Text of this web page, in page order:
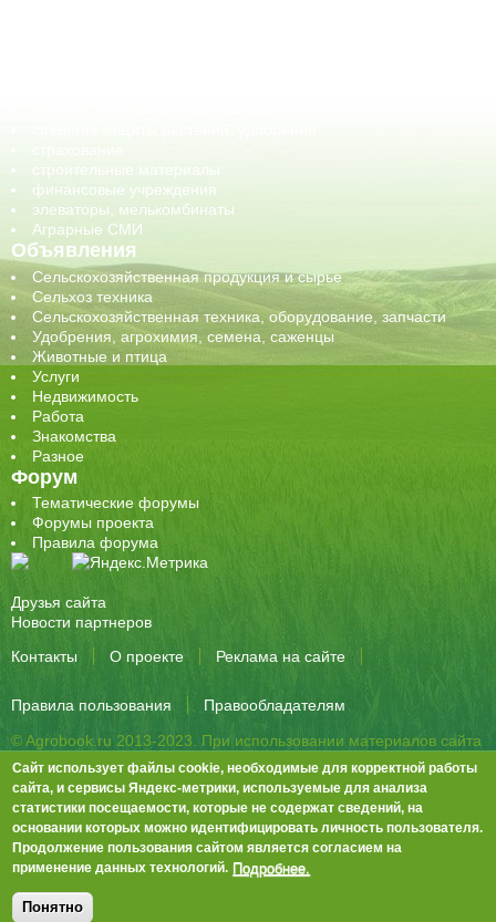
строительные материалы
финансовые учреждения
элеваторы, мелькомбинаты
Аграрные СМИ
Объявления
Сельскохозяйственная продукция и сырье
Сельхоз техника
Сельскохозяйственная техника, оборудование, запчасти
Удобрения, агрохимия, семена, саженцы
Животные и птица
Услуги
Недвижимость
Работа
Знакомства
Разное
Форум
Тематические форумы
Форумы проекта
Правила форума
Друзья сайта
Новости партнеров
Контакты
О проекте Реклама на сайте
Правила пользования
Правообладателям
© Agrobook.ru 2013-2023. При использовании материалов сайта
активная ссылка на публикацию обязательна.
344000, Ростов-на-Дону, ул. Города Волос, д.6, 8 этаж, офис 803
Тел./факс: +7 (863) 282-83-13 e-mail:info@agrobook.ru
Возрастная категория сайта: 16+. Объявления на сайте не
премодерируются.Положение о защите персональных данных
Гала Алиевна Каймакчи – редактор, тел.: (863) 282-83-13
info@agrobook.ru
Сайт использует файлы cookie, необходимые для корректной работы
сайта, и сервисы Яндекс-метрики, используемые для анализа
статистики посещаемости, которые не содержат сведений, на
основании которых можно идентифицировать личность пользователя.
Продолжение пользования сайтом является согласием на
применение данных технологий. Подробнее.
Понятно